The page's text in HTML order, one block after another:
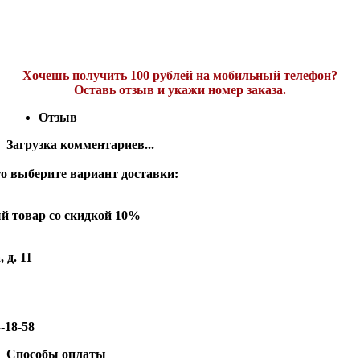
Хочешь получить 100 рублей на мобильный телефон?
Оставь отзыв и укажи номер заказа.
Отзыв
Загрузка комментариев...
выберите вариант доставки:
товар со скидкой 10%
д. 11
18-58
Способы оплаты